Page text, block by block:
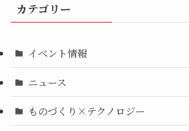
カテゴリー
イベント情報
ニュース
ものづくり×テクノロジー